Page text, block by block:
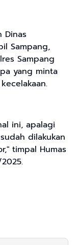
Dinas
Sampang,
Sampang
yang minta
ini, apalagi
dilakukan
timpal Humas